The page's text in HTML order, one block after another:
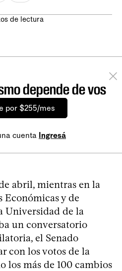
de lectura
depende de vos
por $255/mes
cuenta Ingresá
abril, mientras en la
Económicas y de
Universidad de la
un conversatorio
el Senado
con los votos de la
los más de 100 cambios